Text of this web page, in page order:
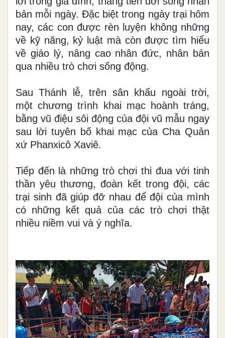
bản mỗi ngày. Đặc biệt trong ngày trại hôm
nay, các con được rèn luyện không những
về kỹ năng, kỷ luật mà còn được tìm hiểu
về giáo lý, nâng cao nhân đức, nhân bản
qua nhiều trò chơi sống động.
Sau Thánh lễ, trên sân khấu ngoài trời,
một chương trình khai mạc hoành tráng,
bằng vũ điệu sôi động của đội vũ mẫu ngay
sau lời tuyên bố khai mạc của Cha Quản
xứ Phanxicô Xaviê.
Tiếp đến là những trò chơi thi đua với tinh
thần yêu thương, đoàn kết trong đội, các
trại sinh đã giúp đỡ nhau để đội của mình
có những kết quả của các trò chơi thật
nhiều niềm vui và ý nghĩa.